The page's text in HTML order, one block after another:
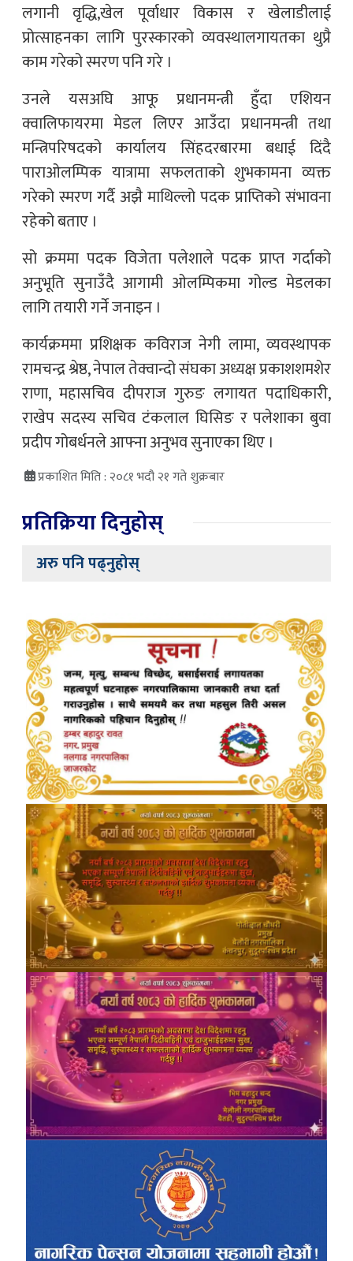
लगानी वृद्धि,खेल पूर्वाधार विकास र खेलाडीलाई
प्रोत्साहनका लागि पुरस्कारको व्यवस्थालगायतका थुप्रै
काम गरेको स्मरण पनि गरे ।
उनले यसअघि आफू प्रधानमन्त्री हुँदा एशियन
क्वालिफायरमा मेडल लिएर आउँदा प्रधानमन्त्री तथा
मन्त्रिपरिषदको कार्यालय सिंहदरबारमा बधाई दिंदै
पाराओलम्पिक यात्रामा सफलताको शुभकामना व्यक्त
गरेको स्मरण गर्दै अझै माथिल्लो पदक प्राप्तिको संभावना
रहेको बताए ।
सो क्रममा पदक विजेता पलेशाले पदक प्राप्त गर्दाको
अनुभूति सुनाउँदै आगामी ओलम्पिकमा गोल्ड मेडलका
लागि तयारी गर्ने जनाइन ।
कार्यक्रममा प्रशिक्षक कविराज नेगी लामा, व्यवस्थापक
रामचन्द्र श्रेष्ठ, नेपाल तेक्वान्दो संघका अध्यक्ष प्रकाशशमशेर
राणा, महासचिव दीपराज गुरुङ लगायत पदाधिकारी,
राखेप सदस्य सचिव टंकलाल घिसिङ र पलेशाका बुवा
प्रदीप गोबर्धनले आफ्ना अनुभव सुनाएका थिए ।
प्रकाशित मिति : २०८१ भदौ २१ गते शुक्रबार
प्रतिक्रिया दिनुहोस्
अरु पनि पढ्नुहोस्